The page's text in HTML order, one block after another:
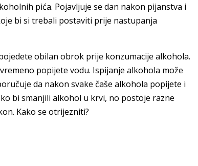
pića. Pojavljuje se dan nakon pijanstva i
bi si trebali postaviti prije nastupanja
obilan obrok prije konzumacije alkohola.
popijete vodu. Ispijanje alkohola može
da nakon svake čaše alkohola popijete i
bi smanjili alkohol u krvi, no postoje razne
Kako se otrijezniti?